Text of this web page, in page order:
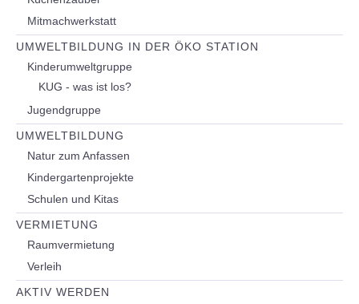
Mitmachwerkstatt
UMWELTBILDUNG IN DER ÖKO STATION
Kinderumweltgruppe
KUG - was ist los?
Jugendgruppe
UMWELTBILDUNG
Natur zum Anfassen
Kindergartenprojekte
Schulen und Kitas
VERMIETUNG
Raumvermietung
Verleih
AKTIV WERDEN